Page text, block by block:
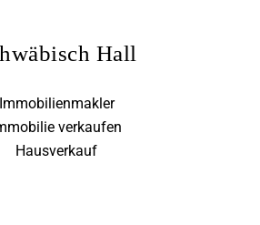
Hall
Immobilienmakler
verkaufen
Hausverkauf